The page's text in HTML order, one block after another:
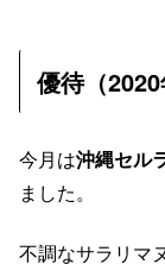
優待（2020
今月は沖縄セル
ました。
不調なサラリマ